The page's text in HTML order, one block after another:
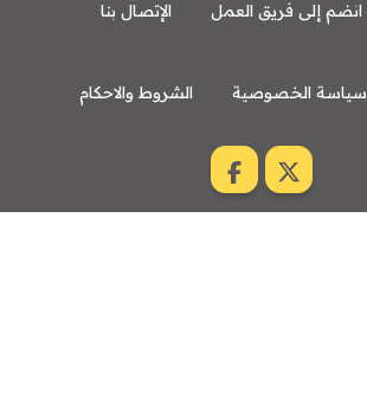
انضم إلى فريق العمل الإتصال بنا
سياسة الخصوصية الشروط والاحكام